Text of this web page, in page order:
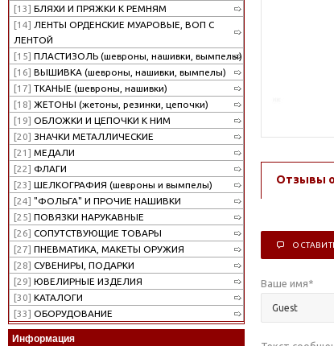
[13] БЛЯХИ И ПРЯЖКИ К РЕМНЯМ
[14] ЛЕНТЫ ОРДЕНСКИЕ МУАРОВЫЕ, ВОП С
ЛЕНТОЙ
[15] ПЛАСТИЗОЛЬ (шевроны, нашивки, вымпелы)
[16] ВЫШИВКА (шевроны, нашивки, вымпелы)
[17] ТКАНЫЕ (шевроны, нашивки)
[18] ЖЕТОНЫ (жетоны, резинки, цепочки)
[19] ОБЛОЖКИ И ЦЕПОЧКИ К НИМ
[20] ЗНАЧКИ МЕТАЛЛИЧЕСКИЕ
[21] МЕДАЛИ
[22] ФЛАГИ
[23] ШЕЛКОГРАФИЯ (шевроны и вымпелы)
[24] "ФОЛЬГА" И ПРОЧИЕ НАШИВКИ
[25] ПОВЯЗКИ НАРУКАВНЫЕ
[26] СОПУТСТВУЮЩИЕ ТОВАРЫ
[27] ПНЕВМАТИКА, МАКЕТЫ ОРУЖИЯ
[28] СУВЕНИРЫ, ПОДАРКИ
[29] ЮВЕЛИРНЫЕ ИЗДЕЛИЯ
[30] КАТАЛОГИ
[33] ОБОРУДОВАНИЕ
Информация
Отзывы
Ваше имя*